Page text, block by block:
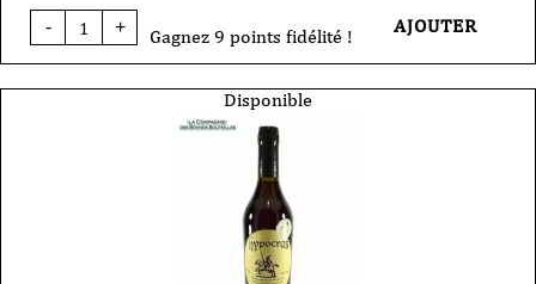
-
quantité
de
-
+ Gagnez 9 points fidélité ! AJOUTER
Disponible